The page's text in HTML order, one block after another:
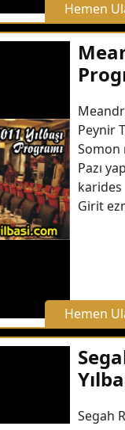
Hemen
X
ile Bilgi Alın
Alın
Peynir
Somon
Pazı
karides
Girit
Hemen
X
Segah